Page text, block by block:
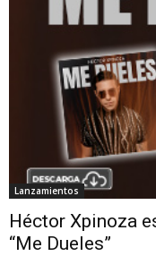
Lanzamientos
Héctor Xpinoza
“Me Dueles”